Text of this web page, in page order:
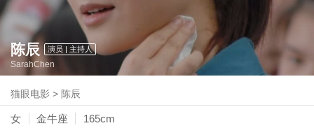
陈辰 演员 | 主持人
SarahChen
猫眼电影 >陈辰
女 金牛座
165cm